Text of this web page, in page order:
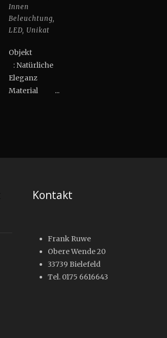
Innen
Beleuchtung,
LED, Unikat
Objekt
: Natürliche
Eleganz
Material ...
Kontakt
Frank Ruwe
Obere Wende 20
33739 Bielefeld
Tel. 0175 6616643